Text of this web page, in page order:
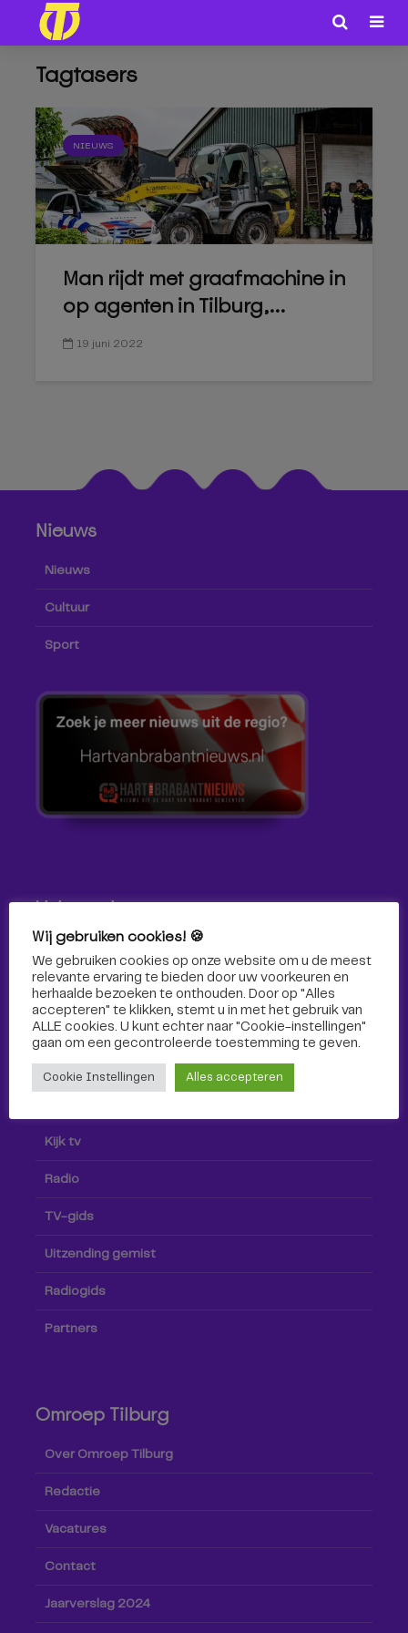
Tagtasers
NIEUWS
Man rijdt met graafmachine in
op agenten in Tilburg,...
19 juni 2022
Nieuws
Nieuws
Cultuur
Sport
Volg ons!
Volg Omroep Tilburg niet alleen hier, maar ook via social
media!
Kijk tv
Radio
TV-gids
Uitzending gemist
Radiogids
Partners
Omroep Tilburg
Over Omroep Tilburg
Redactie
Vacatures
Contact
Jaarverslag 2024
Wij gebruiken cookies! 🍪
We gebruiken cookies op onze website om u de meest
relevante ervaring te bieden door uw voorkeuren en
herhaalde bezoeken te onthouden. Door op "Alles
accepteren" te klikken, stemt u in met het gebruik van
ALLE cookies. U kunt echter naar "Cookie-instellingen"
gaan om een ​​gecontroleerde toestemming te geven.
Cookie Instellingen Alles accepteren